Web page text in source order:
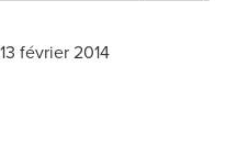
février 2014